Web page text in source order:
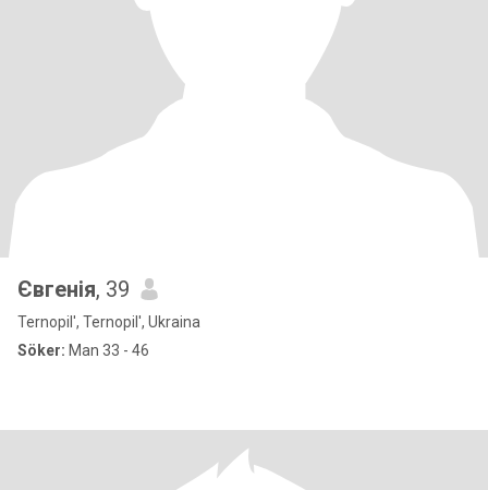
Євгенія, 39
Ternopil', Ternopil', Ukraina
Söker: Man 33 - 46